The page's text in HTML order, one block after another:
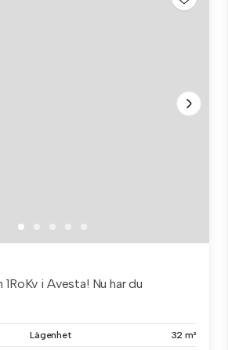
i Avesta! Nu har du
Lägenhet 32 m²